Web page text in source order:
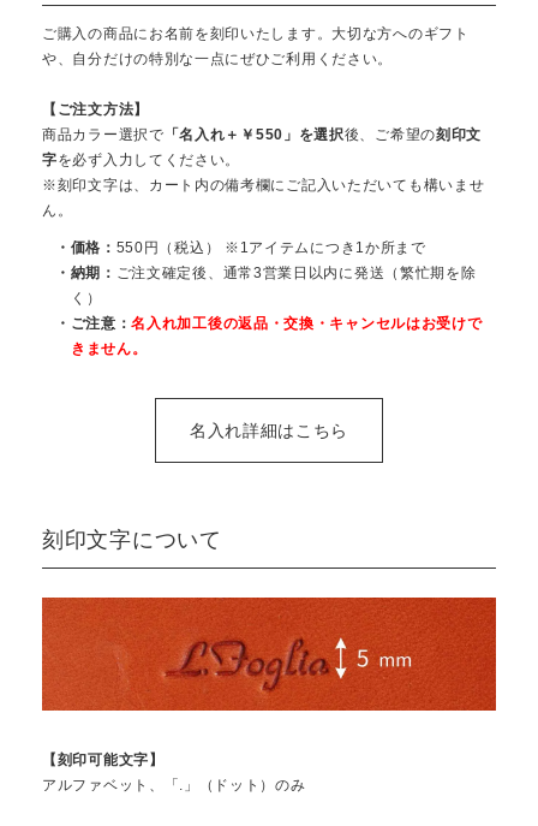
ご購入の商品にお名前を刻印いたします。大切な方へのギフト
や、自分だけの特別な一点にぜひご利用ください。
【ご注文方法】
商品カラー選択で 「名入れ＋￥550」を選択後、ご希望の刻印文
字を必ず入力してください。
※刻印文字は、カート内の備考欄にご記入いただいても構いませ
ん。
・価格： 550円（税込） ※1アイテムにつき1か所まで
・納期： ご注文確定後、通常3営業日以内に発送（繁忙期を除
く）
・ご注意：名入れ加工後の返品・交換・キャンセルはお受けで
きません。
名入れ詳細はこちら
刻印文字について
【刻印可能文字】
アルファベット、「.」（ドット）のみ